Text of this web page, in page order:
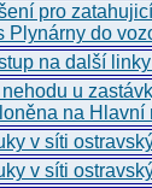
pro
Plynárny do
na další
nehodu u
na Hlavní
v síti
v síti